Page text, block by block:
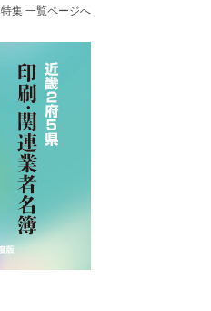
特集 一覧ページへ